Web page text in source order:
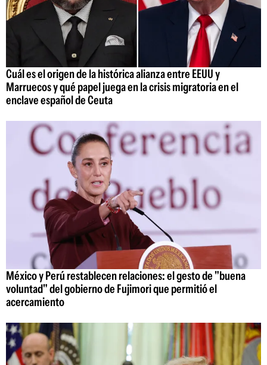
Cuál es el origen de la histórica alianza entre EEUU y
Marruecos y qué papel juega en la crisis migratoria en el
enclave español de Ceuta
México y Perú restablecen relaciones: el gesto de "buena
voluntad" del gobierno de Fujimori que permitió el
acercamiento